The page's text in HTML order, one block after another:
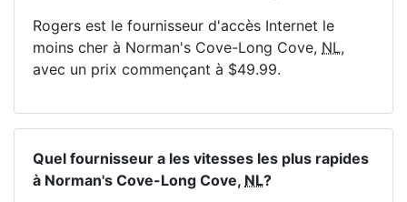
Rogers est le fournisseur d'accès Internet le
moins cher à Norman's Cove-Long Cove, NL,
avec un prix commençant à $49.99.
Quel fournisseur a les vitesses les plus rapides
à Norman's Cove-Long Cove, NL?